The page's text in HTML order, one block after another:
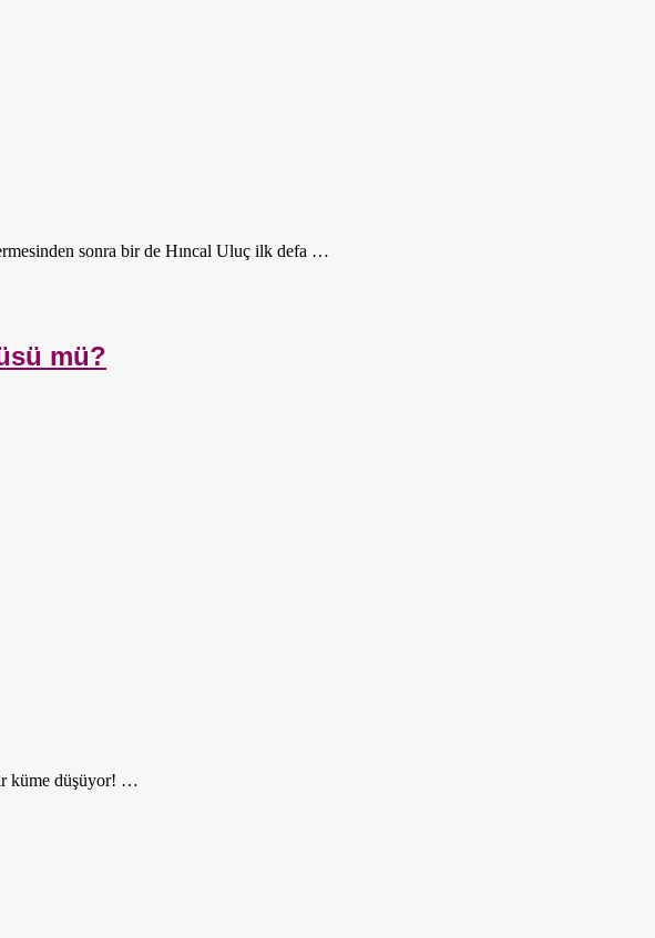
sonra bir de Hıncal Uluç ilk defa …
mü?
küme düşüyor! …